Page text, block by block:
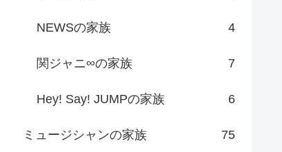
NEWSの家族 4
関ジャニ∞の家族 7
Hey! Say! JUMPの家族 6
ミュージシャンの家族 75